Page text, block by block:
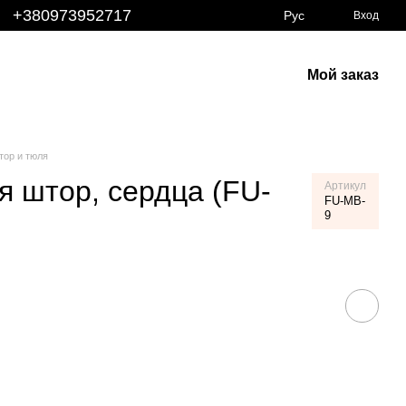
+380973952717 Рус Вход
Мой заказ
и тюля
штор, сердца (FU-
Артикул
FU-MB-
9